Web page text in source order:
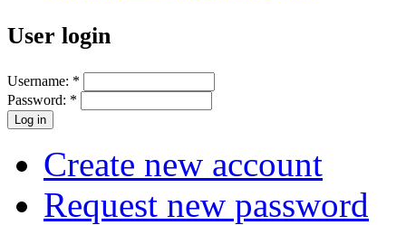
User login
Username: *
Password: *
Create new account
Request new password